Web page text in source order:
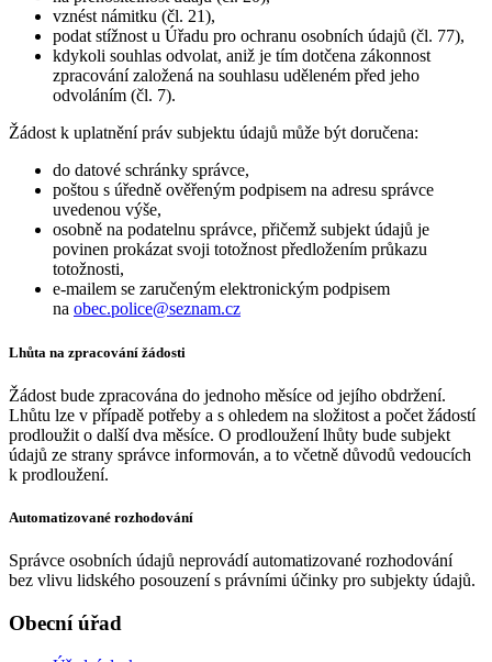
vznést námitku (čl. 21),
podat stížnost u Úřadu pro ochranu osobních údajů (čl. 77),
kdykoli souhlas odvolat, aniž je tím dotčena zákonnost
zpracování založená na souhlasu uděleném před jeho
odvoláním (čl. 7).
Žádost k uplatnění práv subjektu údajů může být doručena:
do datové schránky správce,
poštou s úředně ověřeným podpisem na adresu správce
uvedenou výše,
osobně na podatelnu správce, přičemž subjekt údajů je
povinen prokázat svoji totožnost předložením průkazu
totožnosti,
e-mailem se zaručeným elektronickým podpisem
na obec.police@seznam.cz
Lhůta na zpracování žádosti
Žádost bude zpracována do jednoho měsíce od jejího obdržení.
Lhůtu lze v případě potřeby a s ohledem na složitost a počet žádostí
prodloužit o další dva měsíce. O prodloužení lhůty bude subjekt
údajů ze strany správce informován, a to včetně důvodů vedoucích
k prodloužení.
Automatizované rozhodování
Správce osobních údajů neprovádí automatizované rozhodování
bez vlivu lidského posouzení s právními účinky pro subjekty údajů.
Obecní úřad